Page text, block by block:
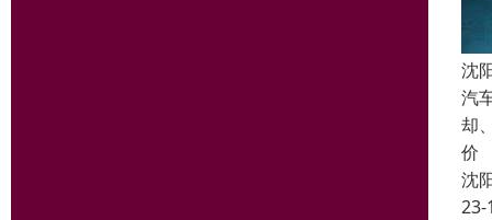
沈
汽
却
价
沈
23-